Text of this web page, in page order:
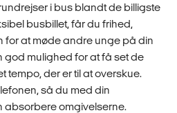
i bus blandt de billigste
busbillet, får du frihed,
for at møde andre unge på din
god mulighed for at få set de
tempo, der er til at overskue.
så du med din
absorbere omgivelserne.